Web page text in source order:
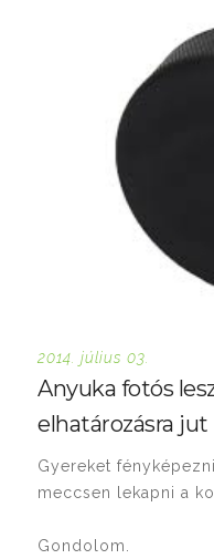
2014. július 03.
Anyuka fotós
elhatározásra jut
Gyereket
meccsen lekapni a
Gondolom.